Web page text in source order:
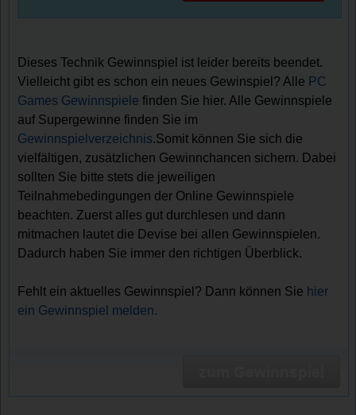
Dieses Technik Gewinnspiel ist leider bereits beendet.
Vielleicht gibt es schon ein neues Gewinspiel? Alle PC
Games Gewinnspiele finden Sie hier. Alle Gewinnspiele
auf Supergewinne finden Sie im
Gewinnspielverzeichnis.Somit können Sie sich die
vielfältigen, zusätzlichen Gewinnchancen sichern. Dabei
sollten Sie bitte stets die jeweiligen
Teilnahmebedingungen der Online Gewinnspiele
beachten. Zuerst alles gut durchlesen und dann
mitmachen lautet die Devise bei allen Gewinnspielen.
Dadurch haben Sie immer den richtigen Überblick.
Fehlt ein aktuelles Gewinnspiel? Dann können Sie hier
ein Gewinnspiel melden.